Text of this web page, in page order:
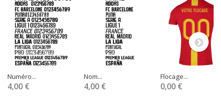
Numéro...
4,00 €
Nom...
4,00 €
Flocage...
0,00 €